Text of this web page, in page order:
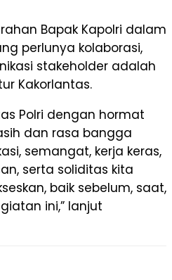
Bapak Kapolri dalam
perlunya kolaborasi,
stakeholder adalah
Kakorlantas.
Polri dengan hormat
dan rasa bangga
semangat, kerja keras,
serta soliditas kita
baik sebelum, saat,
ini,” lanjut